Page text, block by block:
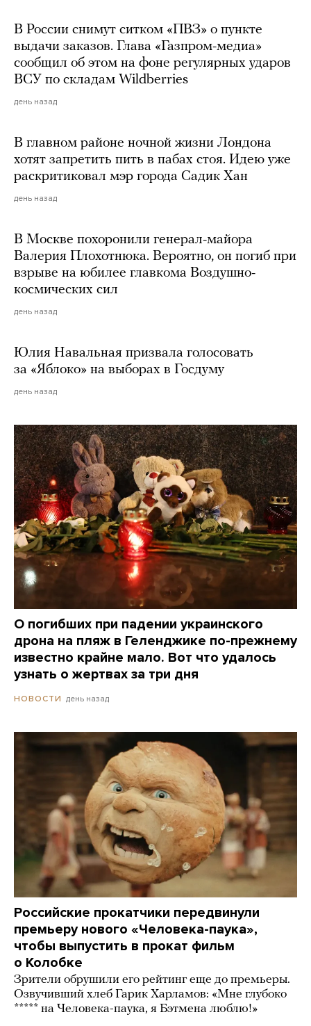
В России снимут ситком «ПВЗ» о пункте
выдачи заказов. Глава «Газпром-медиа»
сообщил об этом на фоне регулярных ударов
ВСУ по складам Wildberries
день назад
В главном районе ночной жизни Лондона
хотят запретить пить в пабах стоя. Идею уже
раскритиковал мэр города Садик Хан
день назад
В Москве похоронили генерал-майора
Валерия Плохотнюка. Вероятно, он погиб при
взрыве на юбилее главкома Воздушно-
космических сил
день назад
Юлия Навальная призвала голосовать
за «Яблоко» на выборах в Госдуму
день назад
О погибших при падении украинского
дрона на пляж в Геленджике по-прежнему
известно крайне мало. Вот что удалось
узнать о жертвах за три дня
НОВОСТИ день назад
Российские прокатчики передвинули
премьеру нового «Человека-паука»,
чтобы выпустить в прокат фильм
о Колобке
Зрители обрушили его рейтинг еще до премьеры.
Озвучивший хлеб Гарик Харламов: «Мне глубоко
***** на Человека-паука, я Бэтмена люблю!»